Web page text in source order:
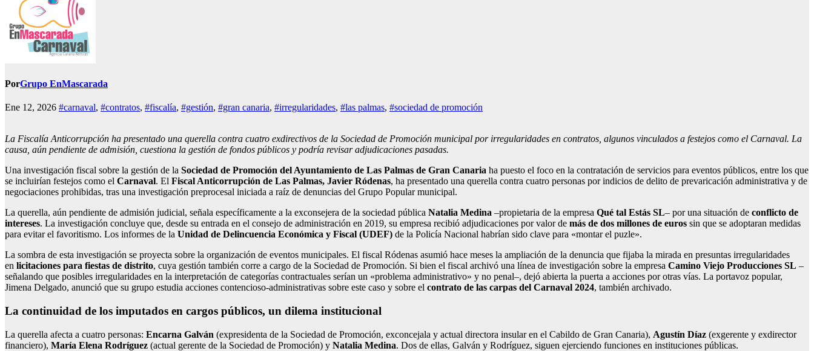
PorGrupo EnMascarada
Ene 12, 2026 #carnaval, #contratos, #fiscalía, #gestión, #gran canaria, #irregularidades, #las palmas, #sociedad de promoción
La Fiscalía Anticorrupción ha presentado una querella contra cuatro exdirectivos de la Sociedad de Promoción municipal por irregularidades en contratos, algunos vinculados a festejos como el Carnaval. La
causa, aún pendiente de admisión, cuestiona la gestión de fondos públicos y podría revisar adjudicaciones pasadas.
Una investigación fiscal sobre la gestión de la Sociedad de Promoción del Ayuntamiento de Las Palmas de Gran Canaria ha puesto el foco en la contratación de servicios para eventos públicos, entre los que
se incluirían festejos como el Carnaval. El Fiscal Anticorrupción de Las Palmas, Javier Ródenas, ha presentado una querella contra cuatro personas por indicios de delito de prevaricación administrativa y de
negociaciones prohibidas, tras una investigación preprocesal iniciada a raíz de denuncias del Grupo Popular municipal.
La querella, aún pendiente de admisión judicial, señala específicamente a la exconsejera de la sociedad pública Natalia Medina –propietaria de la empresa Qué tal Estás SL– por una situación de conflicto de
intereses. La investigación concluye que, desde su entrada en el consejo de administración en 2019, su empresa recibió adjudicaciones por valor de más de dos millones de euros sin que se adoptaran medidas
para evitar el favoritismo. Los informes de la Unidad de Delincuencia Económica y Fiscal (UDEF) de la Policía Nacional habrían sido clave para «montar el puzle».
La sombra de esta investigación se proyecta sobre la organización de eventos municipales. El fiscal Ródenas asumió hace meses la ampliación de la denuncia que fijaba la mirada en presuntas irregularidades
en licitaciones para fiestas de distrito, cuya gestión también corre a cargo de la Sociedad de Promoción. Si bien el fiscal archivó una línea de investigación sobre la empresa Camino Viejo Producciones SL –
señalando que posibles irregularidades en la interpretación de categorías contractuales serían un «problema administrativo» y no penal–, dejó abierta la puerta a acciones por otras vías. La portavoz popular,
Jimena Delgado, anunció que su grupo estudia acciones contencioso-administrativas sobre este caso y sobre el contrato de las carpas del Carnaval 2024, también archivado.
La continuidad de los imputados en cargos públicos, un dilema institucional
La querella afecta a cuatro personas: Encarna Galván (expresidenta de la Sociedad de Promoción, exconcejala y actual directora insular en el Cabildo de Gran Canaria), Agustín Díaz (exgerente y exdirector
financiero), María Elena Rodríguez (actual gerente de la Sociedad de Promoción) y Natalia Medina. Dos de ellas, Galván y Rodríguez, siguen ejerciendo funciones en instituciones públicas.